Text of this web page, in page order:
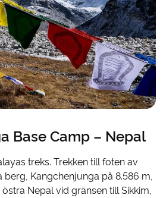
Base Camp – Nepal
treks. Trekken till foten av
Kangchenjunga på 8.586 m,
Nepal vid gränsen till Sikkim,